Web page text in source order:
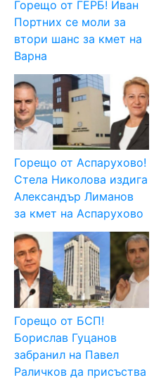
Горещо от ГЕРБ! Иван
Портних се моли за
втори шанс за кмет на
Варна
Горещо от Аспарухово!
Стела Николова издига
Александър Лиманов
за кмет на Аспарухово
Горещо от БСП!
Борислав Гуцанов
забранил на Павел
Раличков да присъства